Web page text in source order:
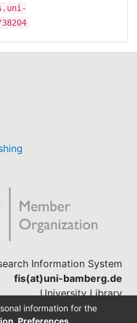
Information System
fis(at)uni-bamberg.de
University Library
(0951) 863-1568
information for the
Preferences,